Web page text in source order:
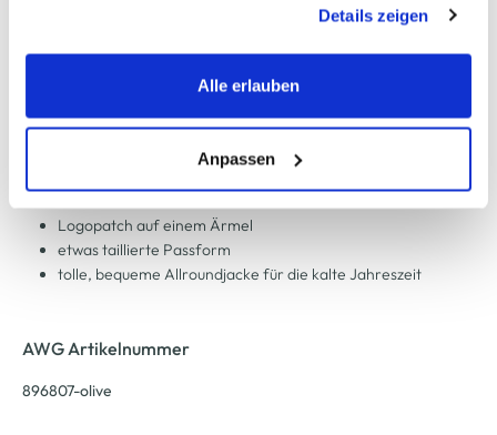
werden, werden bei der Nutzung der Webseite auf jeden
Fall gesetzt. Cookies von Drittanbietern für Analyse- oder
Trackingzwecke werden nur dann aktiviert, wenn Sie das
erlauben" bzw. "Alle erlauben" klicken. Mehr dazu
(einschließlich der Möglichkeit, die Einwilligungserklärung
zu ändern oder zu widerrufen) erfahren Sie in unserem
Cookie-Hinweisbzw. derDatenschutzerklärung.
Details zeigen
Alle erlauben
Anpassen
schicke Winterjacke von Sure
mit durchgehendem Reißverschluss zu schließen
zwei Reißverschlusstaschen
alle Reißverschlüsse sind mit Paspeln umrandet
Logopatch auf einem Ärmel
etwas taillierte Passform
tolle, bequeme Allroundjacke für die kalte Jahreszeit
AWG Artikelnummer
896807-olive